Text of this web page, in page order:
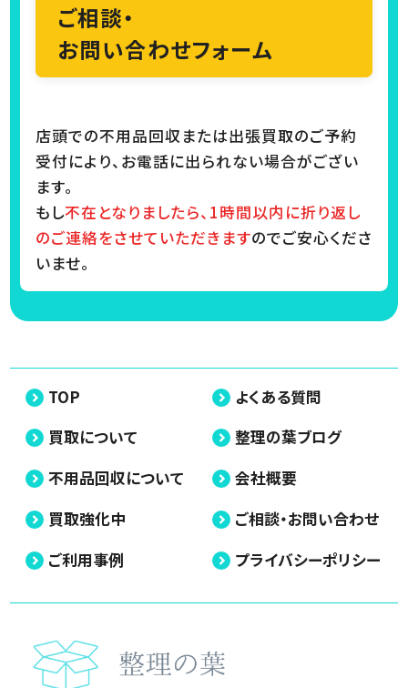
ご相談・
お問い合わせフォーム
店頭での不用品回収または出張買取のご予約
受付により、お電話に出られない場合がござい
ます。
もし不在となりましたら、1時間以内に折り返し
のご連絡をさせていただきますのでご安心くださ
いませ。
TOP
買取について
不用品回収について
買取強化中
ご利用事例
よくある質問
整理の葉ブログ
会社概要
ご相談・お問い合わせ
プライバシーポリシー